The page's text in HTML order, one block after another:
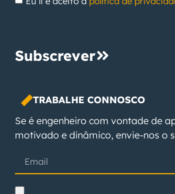
Subscrever
TRABALHE CONNOSCO
Se é engenheiro com vontade de
motivado e dinâmico, envie-nos o